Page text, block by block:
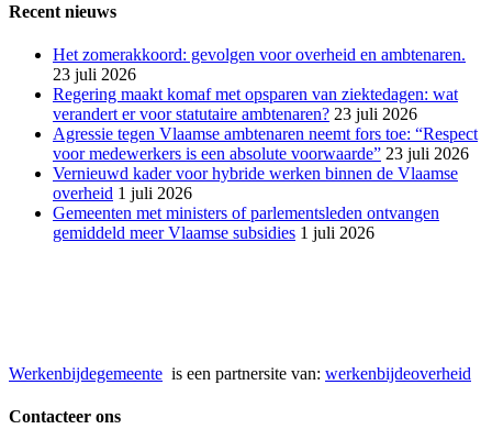
Recent nieuws
Het zomerakkoord: gevolgen voor overheid en ambtenaren.
23 juli 2026
Regering maakt komaf met opsparen van ziektedagen: wat
verandert er voor statutaire ambtenaren? 23 juli 2026
Agressie tegen Vlaamse ambtenaren neemt fors toe: “Respect
voor medewerkers is een absolute voorwaarde” 23 juli 2026
Vernieuwd kader voor hybride werken binnen de Vlaamse
overheid 1 juli 2026
Gemeenten met ministers of parlementsleden ontvangen
gemiddeld meer Vlaamse subsidies 1 juli 2026
Werkenbijdegemeente is een partnersite van: werkenbijdeoverheid
Contacteer ons